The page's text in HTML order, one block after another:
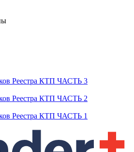
Реестра КТП ЧАСТЬ 3
Реестра КТП ЧАСТЬ 2
Реестра КТП ЧАСТЬ 1